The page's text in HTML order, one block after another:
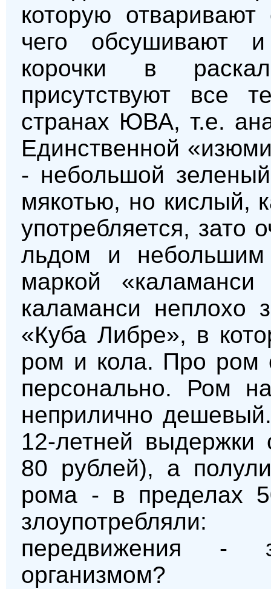
которую
чего обсушивают
корочки в
присутствуют все
странах ЮВА, т.е.
Единственной
- небольшой
мякотью, но кислый,
употребляется, зато
льдом и небольшим
маркой
каламанси неплохо
«Куба Либре», в
ром и кола. Про ром
персонально. Ром
неприлично
12-летней выдержки
80 рублей), а
рома - в пределах
передвижения -
организмом?